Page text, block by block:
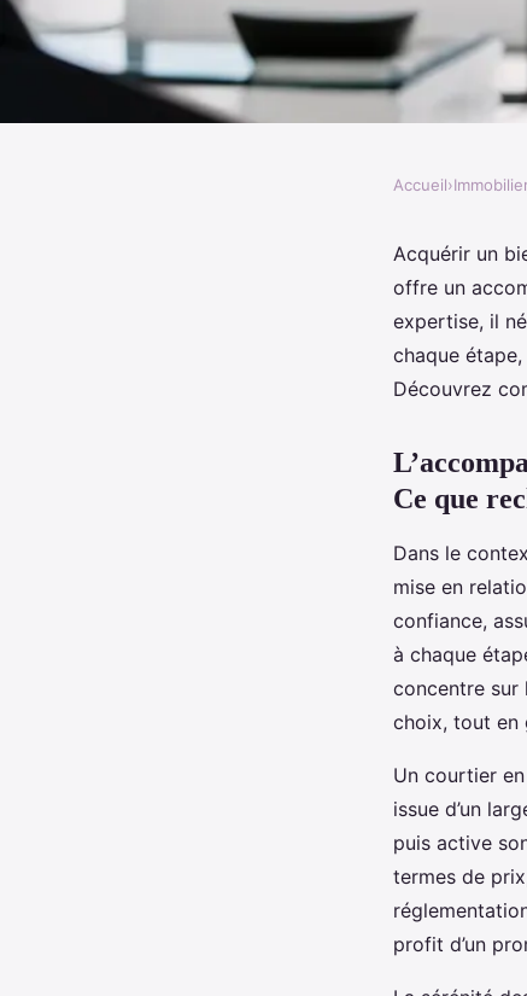
Courtier
accompagnement
Accueil›
Acquérir un
offre un
expertise, il
chaque
Découvrez
Ce que
Dans le
mise en
confiance,
à chaque
concentre sur
choix, tout en
Un courtier
issue d’un
puis active
termes de
profit d’un